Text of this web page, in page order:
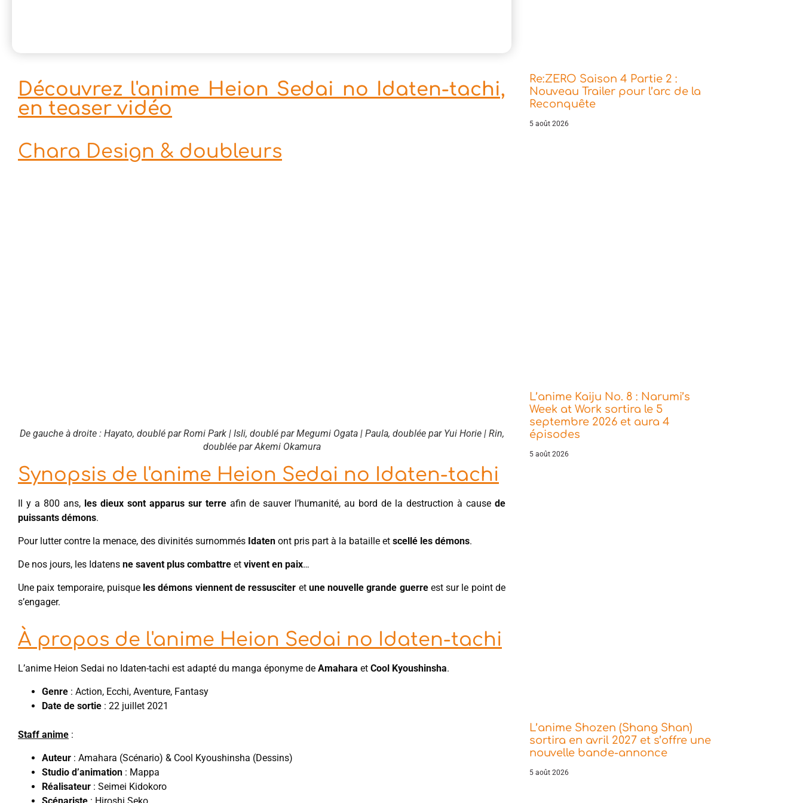
Découvrez l'anime Heion Sedai no Idaten-tachi,
en teaser vidéo
Chara Design & doubleurs
De gauche à droite : Hayato, doublé par Romi Park | Isli, doublé par Megumi Ogata | Paula, doublée par Yui Horie | Rin,
doublée par Akemi Okamura
Synopsis de l'anime Heion Sedai no Idaten-tachi
Il y a 800 ans, les dieux sont apparus sur terreafin de sauver l’humanité, au bord de la destruction à causede
puissants démons.
Pour lutter contre la menace, des divinités surnommés Idaten ont pris part à la bataille et scellé les démons.
De nos jours, les Idatens ne savent plus combattre et vivent en paix…
Une paix temporaire, puisque les démons viennent de ressusciter et une nouvelle grande guerreest sur le point de
s’engager.
À propos de l'anime Heion Sedai no Idaten-tachi
L’anime Heion Sedai no Idaten-tachi est adapté du manga éponyme de Amahara et Cool Kyoushinsha.
Genre : Action, Ecchi, Aventure, Fantasy
Date de sortie : 22 juillet 2021
Staff anime :
Auteur : Amahara (Scénario) & Cool Kyoushinsha (Dessins)
Studio d’animation : Mappa
Réalisateur : Seimei Kidokoro
Re:ZERO Saison 4 Partie 2 :
Nouveau Trailer pour l’arc de la
Reconquête
5 août 2026
L’anime Kaiju No. 8 : Narumi’s
Week at Work sortira le 5
septembre 2026 et aura 4
épisodes
5 août 2026
L’anime Shozen (Shang Shan)
sortira en avril 2027 et s’offre une
nouvelle bande-annonce
5 août 2026